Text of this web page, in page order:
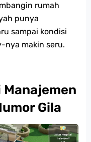
rumah
punya
sampai kondisi
nya makin seru.
Manajemen
Gila